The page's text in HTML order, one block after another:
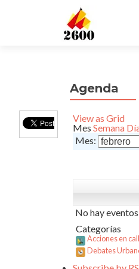
Agenda
View as Grid
Mes Semana
Mes:
No hay
Categorías
Acciones en
Debates